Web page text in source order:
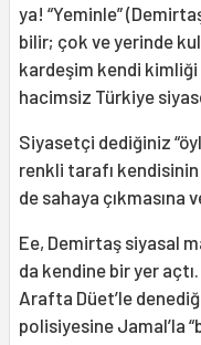
ya! “Yeminle”
bilir; çok ve yerinde
kardeşim kendi kimliği
hacimsiz Türkiye
Siyasetçi dediğiniz
renkli tarafı
de sahaya çıkmasına
Ee, Demirtaş siyasal
da kendine bir yer
Arafta Düet’le
polisiyesine Jamal’la